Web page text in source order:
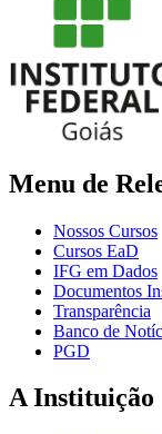
Menu de
Nossos Cursos
Cursos EaD
IFG em Dados
Documentos
Transparência
Banco de
PGD
A Instituição